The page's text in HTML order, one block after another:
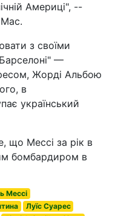
Америці", --
з своїми
—
Жорді Альбою
в
український
що Мессі за рік в
бомбардиром в
Мессі
Луїс Суарес